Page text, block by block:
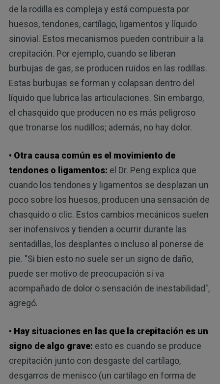
de la rodilla es compleja y está compuesta por
huesos, tendones, cartílago, ligamentos y líquido
sinovial. Estos mecanismos pueden contribuir a la
crepitación. Por ejemplo, cuando se liberan
burbujas de gas, se producen ruidos en las rodillas.
Estas burbujas se forman y colapsan dentro del
líquido que lubrica las articulaciones. Sin embargo,
el chasquido que producen no es más peligroso
que tronarse los nudillos; además, no hay dolor.
• Otra causa común es el movimiento de
tendones o ligamentos: el Dr. Peng explica que
cuando los tendones y ligamentos se desplazan un
poco sobre los huesos, producen una sensación de
chasquido o clic. Estos cambios mecánicos suelen
ser inofensivos y tienden a ocurrir durante las
sentadillas, los desplantes o incluso al ponerse de
pie. "Si bien esto no suele ser un signo de daño,
puede ser motivo de preocupación si va
acompañado de dolor o sensación de inestabilidad",
agregó.
• Hay situaciones en las que la crepitación es un
signo de algo grave: esto es cuando se produce
crepitación junto con desgaste del cartílago,
desgarros de menisco (un cartílago en forma de